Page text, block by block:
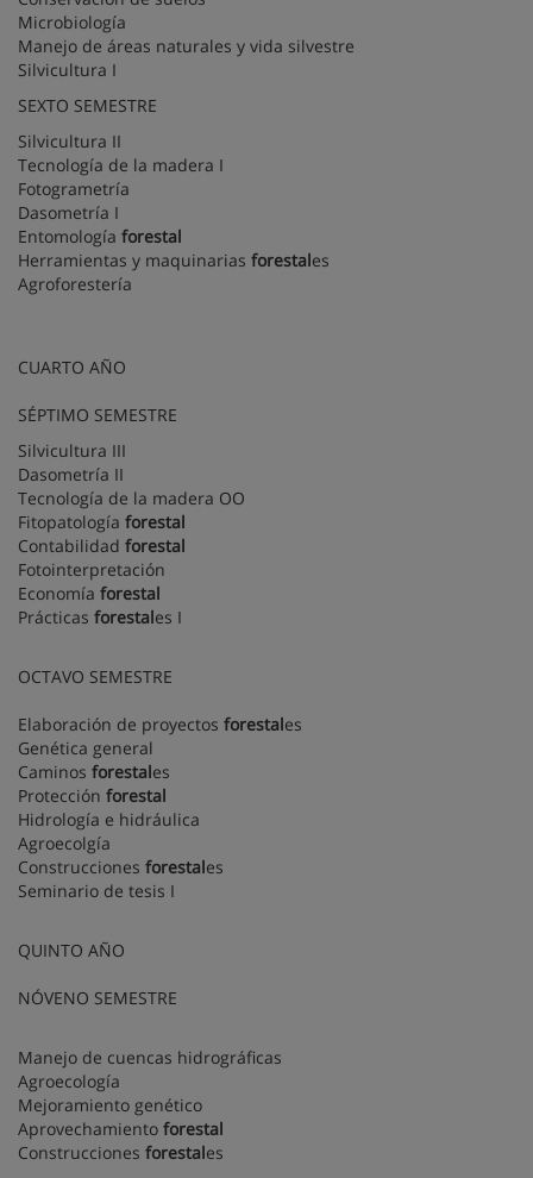
Microbiología
Manejo de áreas naturales y vida silvestre
Silvicultura I
SEXTO SEMESTRE
Silvicultura II
Tecnología de la madera I
Fotogrametría
Dasometría I
Entomología forestal
Herramientas y maquinarias forestales
Agroforestería
CUARTO AÑO
SÉPTIMO SEMESTRE
Silvicultura III
Dasometría II
Tecnología de la madera OO
Fitopatología forestal
Contabilidad forestal
Fotointerpretación
Economía forestal
Prácticas forestales I
OCTAVO SEMESTRE
Elaboración de proyectos forestales
Genética general
Caminos forestales
Protección forestal
Hidrología e hidráulica
Agroecolgía
Construcciones forestales
Seminario de tesis I
QUINTO AÑO
NÓVENO SEMESTRE
Manejo de cuencas hidrográficas
Agroecología
Mejoramiento genético
Aprovechamiento forestal
Construcciones forestales